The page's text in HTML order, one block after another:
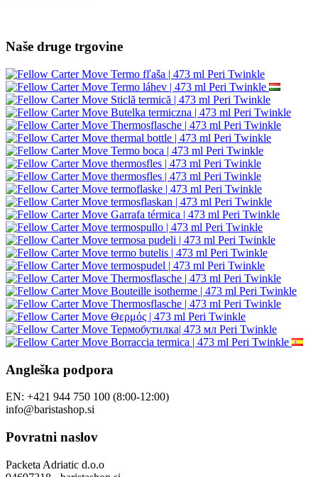
Naše druge trgovine
Angleška podpora
EN: +421 944 750 100 (8:00-12:00)
info@baristashop.si
Povratni naslov
Packeta Adriatic d.o.o